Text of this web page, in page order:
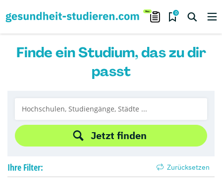
0
Finde ein Studium, das zu dir
passt
Jetzt finden
Ihre Filter: Zurücksetzen